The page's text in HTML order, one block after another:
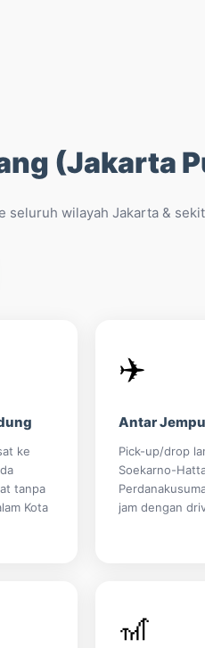
(Jakarta
seluruh wilayah Jakarta &
ke
tanpa
Kota
✈️
Antar
Pick-up/drop
Soekarno-
jam dengan
🎢